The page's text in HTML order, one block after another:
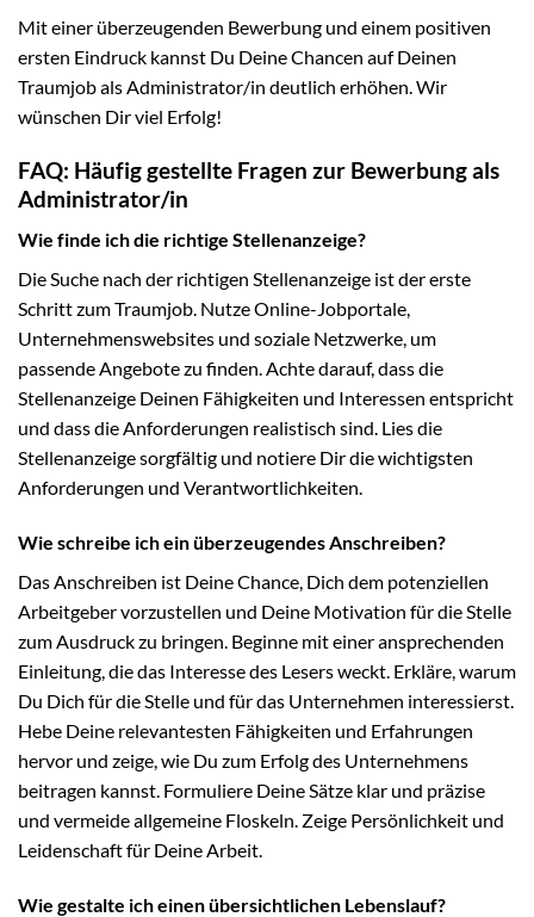
Mit einer überzeugenden Bewerbung und einem positiven
ersten Eindruck kannst Du Deine Chancen auf Deinen
Traumjob als Administrator/in deutlich erhöhen. Wir
wünschen Dir viel Erfolg!
FAQ: Häufig gestellte Fragen zur Bewerbung als
Administrator/in
Wie finde ich die richtige Stellenanzeige?
Die Suche nach der richtigen Stellenanzeige ist der erste
Schritt zum Traumjob. Nutze Online-Jobportale,
Unternehmenswebsites und soziale Netzwerke, um
passende Angebote zu finden. Achte darauf, dass die
Stellenanzeige Deinen Fähigkeiten und Interessen entspricht
und dass die Anforderungen realistisch sind. Lies die
Stellenanzeige sorgfältig und notiere Dir die wichtigsten
Anforderungen und Verantwortlichkeiten.
Wie schreibe ich ein überzeugendes Anschreiben?
Das Anschreiben ist Deine Chance, Dich dem potenziellen
Arbeitgeber vorzustellen und Deine Motivation für die Stelle
zum Ausdruck zu bringen. Beginne mit einer ansprechenden
Einleitung, die das Interesse des Lesers weckt. Erkläre, warum
Du Dich für die Stelle und für das Unternehmen interessierst.
Hebe Deine relevantesten Fähigkeiten und Erfahrungen
hervor und zeige, wie Du zum Erfolg des Unternehmens
beitragen kannst. Formuliere Deine Sätze klar und präzise
und vermeide allgemeine Floskeln. Zeige Persönlichkeit und
Leidenschaft für Deine Arbeit.
Wie gestalte ich einen übersichtlichen Lebenslauf?